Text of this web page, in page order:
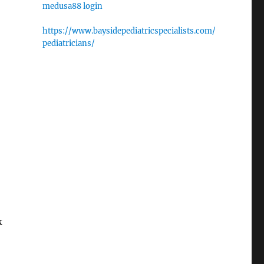
medusa88 login
https://www.baysidepediatricspecialists.com/
pediatricians/